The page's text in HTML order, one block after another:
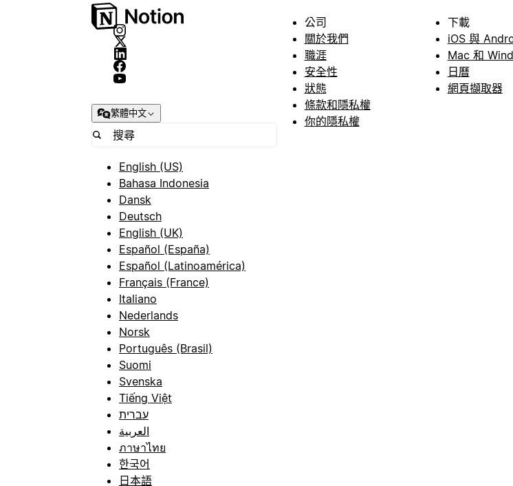
繁體中文
English (US)
Bahasa Indonesia
Dansk
Deutsch
English (UK)
Español (España)
Español (Latinoamérica)
Français (France)
Italiano
Nederlands
Norsk
Português (Brasil)
Suomi
Svenska
Tiếng Việt
עברית
العربية
ภาษาไทย
한국어
日本語
公司
關於我們
職涯
安全性
狀態
條款和隱私權
你的隱私權
下載
iOS 與
Mac 和
日曆
網頁擷取器